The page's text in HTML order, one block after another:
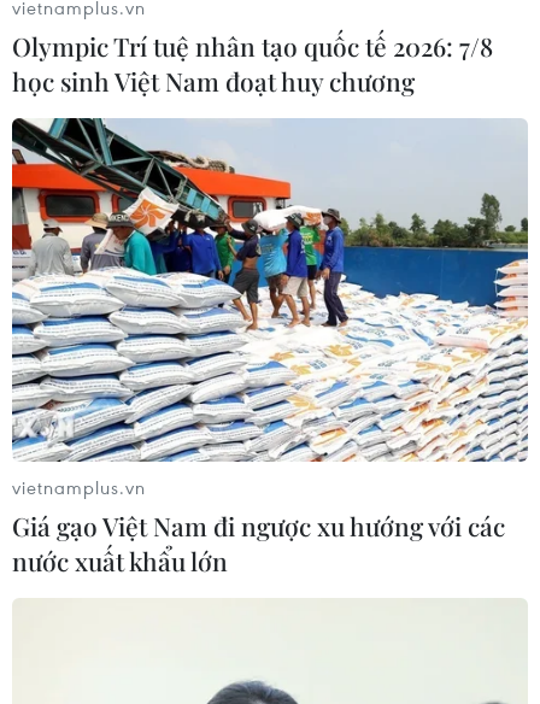
Lịch trực tiếp: Việt Nam đối đầu Nga ở
vòng 1/8 Futsal World Cup
20/09/2016 09:43
Vào lúc 5g30 sáng 21/9, đội tuyển bóng đá Futsal Việt
Nam sẽ có trận đấu vô cùng quan trọng với đội tuyển
Futsal Nga tại vòng 1/8 FIFA Futsal World Cup 2016.
vietnamplus.vn
Olympic Trí tuệ nhân tạo quốc tế 2026: 7/8
học sinh Việt Nam đoạt huy chương
vietnamplus.vn
Giá gạo Việt Nam đi ngược xu hướng với các
nước xuất khẩu lớn